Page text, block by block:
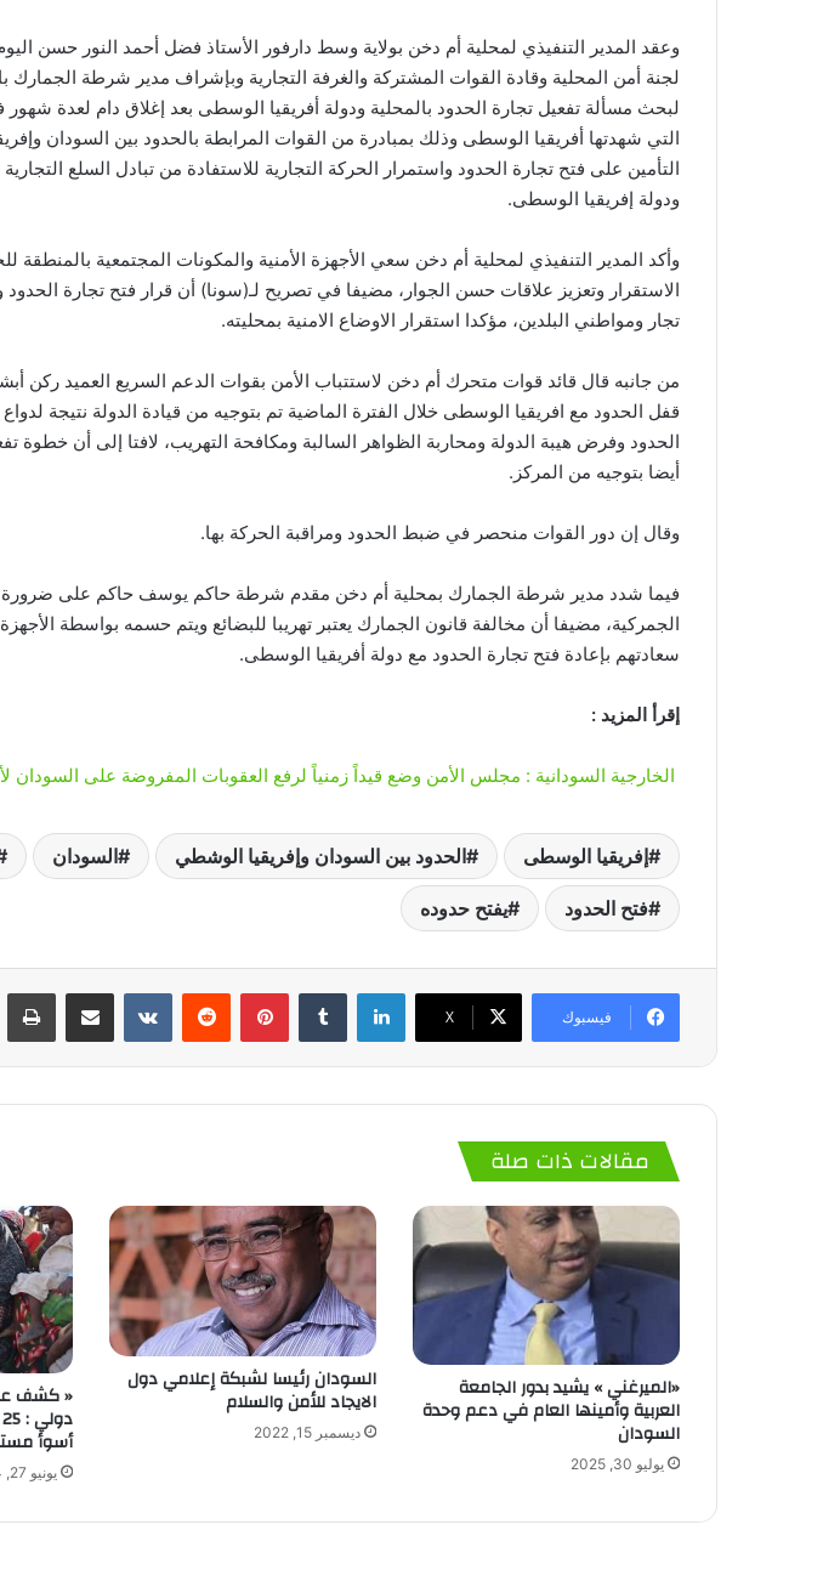
وعقد المدير التنفيذي لمحلية أم دخن بولاية وسط دارفور الأستاذ فضل أحمد النور حسن
لجنة أمن المحلية وقادة القوات المشتركة والغرفة التجارية وبإشراف مدير شرطة الجمارك
لبحث مسألة تفعيل تجارة الحدود بالمحلية ودولة أفريقيا الوسطى بعد إغلاق دام لعدة شهور
التي شهدتها أفريقيا الوسطى وذلك بمبادرة من القوات المرابطة بالحدود بين السودان
التأمين على فتح تجارة الحدود واستمرار الحركة التجارية للاستفادة من تبادل السلع
ودولة إفريقيا الوسطى.
وأكد المدير التنفيذي لمحلية أم دخن سعي الأجهزة الأمنية والمكونات المجتمعية بالمنطقة
الاستقرار وتعزيز علاقات حسن الجوار، مضيفا في تصريح لـ(سونا) أن قرار فتح تجارة الحدود
تجار ومواطني البلدين، مؤكدا استقرار الاوضاع الامنية بمحليته.
من جانبه قال قائد قوات متحرك أم دخن لاستتباب الأمن بقوات الدعم السريع العميد ركن
قفل الحدود مع افريقيا الوسطى خلال الفترة الماضية تم بتوجيه من قيادة الدولة نتيجة لدواع
الحدود وفرض هيبة الدولة ومحاربة الظواهر السالبة ومكافحة التهريب، لافتا إلى أن خطوة
أيضا بتوجيه من المركز.
وقال إن دور القوات منحصر في ضبط الحدود ومراقبة الحركة بها.
فيما شدد مدير شرطة الجمارك بمحلية أم دخن مقدم شرطة حاكم يوسف حاكم على ضرورة
الجمركية، مضيفا أن مخالفة قانون الجمارك يعتبر تهريبا للبضائع ويتم حسمه بواسطة الأجهزة
سعادتهم بإعادة فتح تجارة الحدود مع دولة أفريقيا الوسطى.
إقرأ المزيد :
الخارجية السودانية : مجلس الأمن وضع قيداً زمنياً لرفع العقوبات المفروضة على السودان لأول
إفريقيا الوسطى الحدود بين السودان وإفريقيا الوشطي السودان
فتح الحدود يفتح حدوده
فيسبوك ‫X
لينكدإن بينتيريست
مقالات ذات صلة
«الميرغني » يشيد بدور الجامعة
العربية وأمينها العام في دعم وحدة
السودان
يوليو 30, 2025
السودان رئيسا لشبكة إعلامي دول
الايجاد للأمن والسلام
ديسمبر 15, 2022
« كشف عن
أسوأ
يونيو 27, 2024